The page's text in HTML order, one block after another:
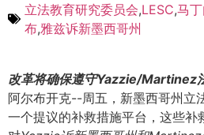
立法教育研究委员会,LESC,马
布,雅兹诉新墨西哥州
改革将确保遵守Yazzie/Martinez
阿尔布开克--周五，新墨西哥州立
一个提议的补救措施平台，这些补